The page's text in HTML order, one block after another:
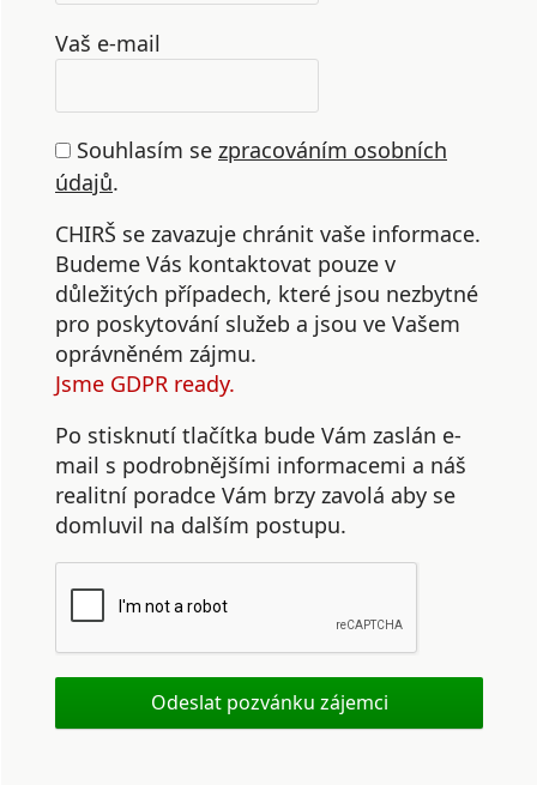
Vaš e-mail
Souhlasím se zpracováním osobních
údajů.
CHIRŠ se zavazuje chránit vaše informace.
Budeme Vás kontaktovat pouze v
důležitých případech, které jsou nezbytné
pro poskytování služeb a jsou ve Vašem
oprávněném zájmu.
Jsme GDPR ready.
Po stisknutí tlačítka bude Vám zaslán e-
mail s podrobnějšími informacemi a náš
realitní poradce Vám brzy zavolá aby se
domluvil na dalším postupu.